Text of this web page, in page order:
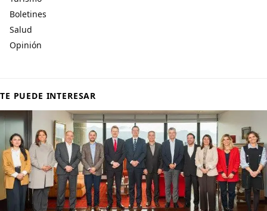
Boletines
Salud
Opinión
TE PUEDE INTERESAR